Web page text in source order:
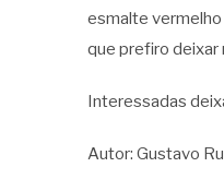
esmalte
que prefiro deixar
Interessadas
Autor: Gustavo